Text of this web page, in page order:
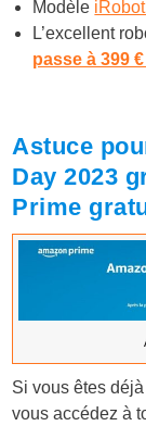
Modèle
L’excellent
passe à 399
Astuce
Day 2023
Prime
Si vous êtes
vous accédez à